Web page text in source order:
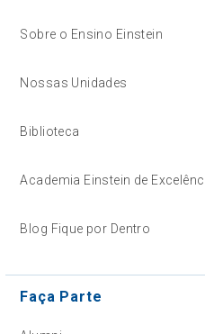
Sobre o Ensino Einstein
Nossas Unidades
Biblioteca
Academia Einstein de
Blog Fique por Dentro
Faça Parte